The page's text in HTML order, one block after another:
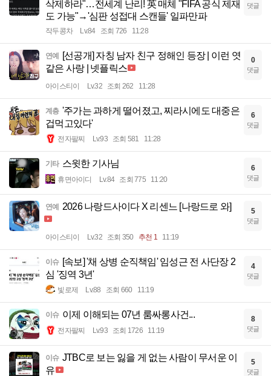
삭제하라"…전세계 난리! 英 매체 "FIFA 공식 제재
도 가능"→'심판 성접대 스캔들' 일파만파
작두콩차 Lv.84 조회 726 11:28
댓글
연예 [선공개] 자칭 남자 친구 정해인 등장 | 이런 엿
같은 사랑 | 넷플릭스
아이스티이 Lv.32 조회 262 11:28
0
댓글
계층 '주가는 과하게 떨어졌고, 찌라시에도 대중은
겁먹고있다'
전자팔찌 Lv.93 조회 581 11:28
6
댓글
기타 스윗한 기사님
휴면아이디 Lv.84 조회 775 11:20
6
댓글
연예 2026 나랑드사이다 X 리센느 [나랑드로 와]
아이스티이 Lv.32 조회 350 추천 1 11:19
5
댓글
이슈 [속보] '채 상병 순직책임' 임성근 전 사단장 2
심 '징역 3년'
빛로제 Lv.88 조회 660 11:19
4
댓글
이슈 이제 이해되는 07년 룸싸롱사건...
전자팔찌 Lv.93 조회 1726 11:19
8
댓글
이슈 JTBC로 보는 잃을 게 없는 사람이 무서운 이
유
5
댓글